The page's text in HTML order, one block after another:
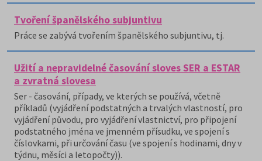
Tvoření španělského subjuntivu
Práce se zabývá tvořením španělského subjuntivu, tj.
Užití a nepravidelné časování sloves SER a ESTAR
a zvratná slovesa
Ser - časování, případy, ve kterých se používá, včetně
příkladů (vyjádření podstatných a trvalých vlastností, pro
vyjádření původu, pro vyjádření vlastnictví, pro připojení
podstatného jména ve jmenném přísudku, ve spojení s
číslovkami, při určování času (ve spojení s hodinami, dny v
týdnu, měsíci a letopočty)).